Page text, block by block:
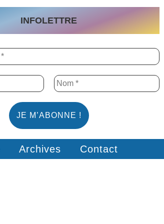
INFOLETTRE
Archives Contact